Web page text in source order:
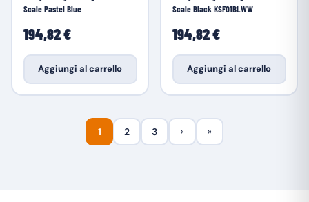
Scale Pastel Blue
194,82 €
Aggiungi al carrello
Scale Black KSF01BLWW
194,82 €
Aggiungi al carrello
1 2 3 › »